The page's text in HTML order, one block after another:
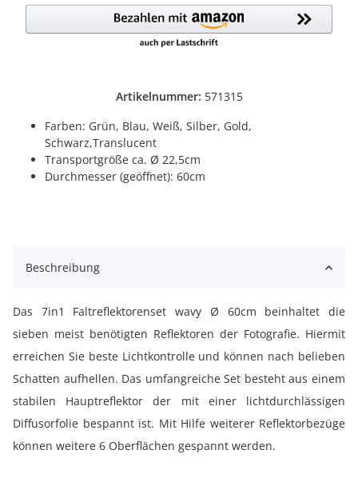
Artikelnummer: 571315
Farben: Grün, Blau, Weiß, Silber, Gold,
Schwarz,Translucent
Transportgröße ca. Ø 22,5cm
Durchmesser (geöffnet): 60cm
Beschreibung
Das 7in1 Faltreflektorenset wavy Ø 60cm beinhaltet die
sieben meist benötigten Reflektoren der Fotografie. Hiermit
erreichen Sie beste Lichtkontrolle und können nach belieben
Schatten aufhellen. Das umfangreiche Set besteht aus einem
stabilen Hauptreflektor der mit einer lichtdurchlässigen
Diffusorfolie bespannt ist. Mit Hilfe weiterer Reflektorbezüge
können weitere 6 Oberflächen gespannt werden.